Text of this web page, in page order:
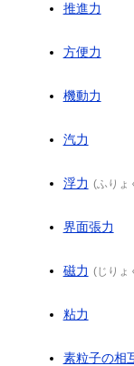
推進力
方便力
機動力
汽力
浮力 (ふりょ
界面張力
磁力 (じりょ
粘力
素粒子の相